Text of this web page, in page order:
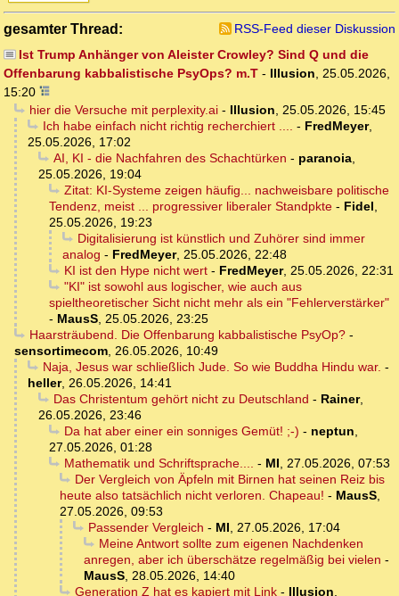
gesamter Thread:
RSS-Feed dieser Diskussion
Ist Trump Anhänger von Aleister Crowley? Sind Q und die
Offenbarung kabbalistische PsyOps? m.T - Illusion
25.05.2026,
15:20
hier die Versuche mit perplexity.ai- Illusion
25.05.2026, 15:45
Ich habe einfach nicht richtig recherchiert ....
- FredMeyer,
25.05.2026, 17:02
AI, KI - die Nachfahren des Schachtürken - paranoia,
25.05.2026, 19:04
Zitat: KI-Systeme zeigen häufig... nachweisbare politische
Tendenz, meist ... progressiver liberaler Standpkte - Fidel
25.05.2026, 19:23
Digitalisierung ist künstlich und Zuhörer sind immer
analog - FredMeyer, 25.05.2026, 22:48
KI ist den Hype nicht wert- FredMeyer, 25.05.2026, 22:31
"KI" ist sowohl aus logischer, wie auch aus
spieltheoretischer Sicht nicht mehr als ein "Fehlerverstärker"
- MausS 25.05.2026, 23:25
Haarsträubend. Die Offenbarung kabbalistische PsyOp?-
sensortimecom 26.05.2026, 10:49
Naja, Jesus war schließlich Jude. So wie Buddha Hindu war. -
heller, 26.05.2026, 14:41
Das Christentum gehört nicht zu Deutschland - Rainer,
26.05.2026, 23:46
Da hat aber einer ein sonniges Gemüt! ;-) - neptun
27.05.2026, 01:28
Mathematik und Schriftsprache....
- MI
27.05.2026, 07:53
Der Vergleich von Äpfeln mit Birnen hat seinen Reiz bis
heute also tatsächlich nicht verloren. Chapeau! - MausS
27.05.2026, 09:53
Passender Vergleich - MI
27.05.2026, 17:04
Meine Antwort sollte zum eigenen Nachdenken
anregen, aber ich überschätze regelmäßig bei vielen -
MausS 28.05.2026, 14:40
Generation Z hat es kapiert mit Link- Illusion